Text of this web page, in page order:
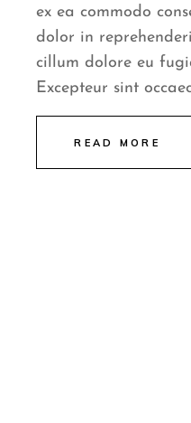
ex ea commodo
dolor in
cillum dolore eu
Excepteur sint
READ MORE